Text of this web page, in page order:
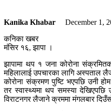
Kanika Khabar December 1,
कनिका खबर
मंसिर १६, झापा ।
झापामा थप १ जना कोरोना
महिलालाई उपचारका लागि अस्पताल
कोरोना संक्रमण पुष्टि भएपछि उनी
तर स्वास्थ्यमा थप समस्या देखिएपछि
विराटनगर लैजाने क्रममा मंगलबार